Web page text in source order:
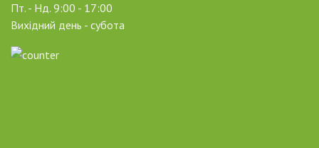
Пт. - Нд. 9:00 - 17:00
Вихідний день - субота